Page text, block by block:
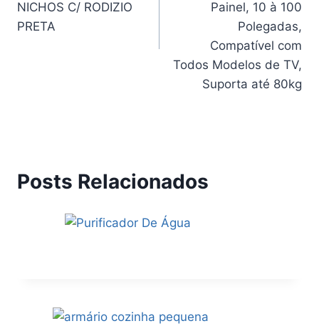
NICHOS C/ RODIZIO
PRETA
Painel, 10 à 100
Polegadas,
Compatível com
Todos Modelos de TV,
Suporta até 80kg
Posts Relacionados